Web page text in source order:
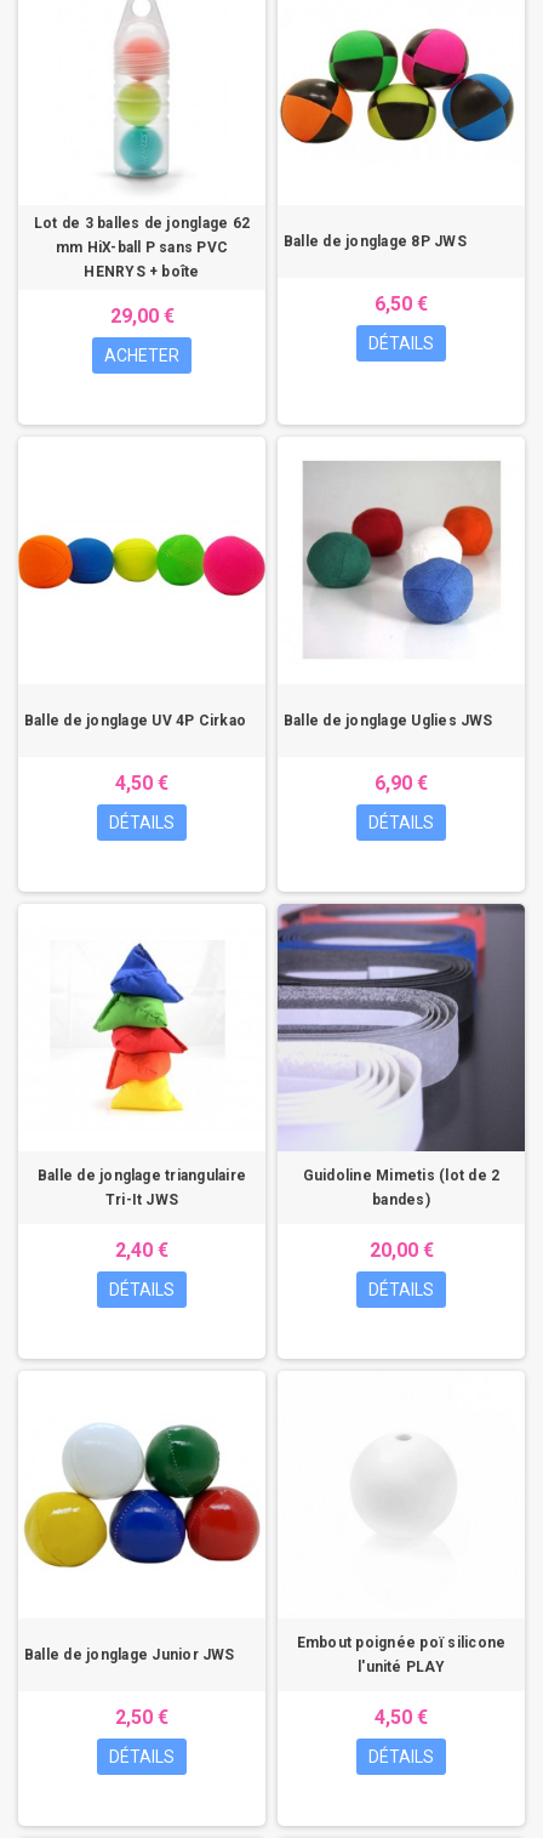
Lot de 3 balles de jonglage 62
mm HiX-ball P sans PVC
HENRYS + boîte
29,00 €
ACHETER
Balle de jonglage 8P JWS
6,50 €
DÉTAILS
Balle de jonglage UV 4P Cirkao
4,50 €
DÉTAILS
Balle de jonglage Uglies JWS
6,90 €
DÉTAILS
Balle de jonglage triangulaire
Tri-It JWS
2,40 €
DÉTAILS
Guidoline Mimetis (lot de 2
bandes)
20,00 €
DÉTAILS
Balle de jonglage Junior JWS
2,50 €
DÉTAILS
Embout poignée poï silicone
l'unité PLAY
4,50 €
DÉTAILS